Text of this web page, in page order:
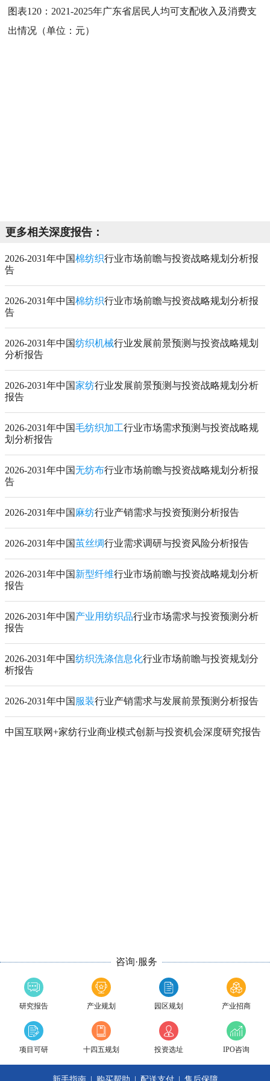
图表120： 2021-2025年广东省居民人均可支配收入及消费支
出情况（单位：元）
更多相关深度报告：
2026-2031年中国棉纺织行业市场前瞻与投资战略规划分析报
告
2026-2031年中国棉纺织行业市场前瞻与投资战略规划分析报
告
2026-2031年中国纺织机械行业发展前景预测与投资战略规划
分析报告
2026-2031年中国家纺行业发展前景预测与投资战略规划分析
报告
2026-2031年中国毛纺织加工行业市场需求预测与投资战略规
划分析报告
2026-2031年中国无纺布行业市场前瞻与投资战略规划分析报
告
2026-2031年中国 麻纺行业产销需求与投资预测分析报告
2026-2031年中国茧丝绸行业需求调研与投资风险分析报告
2026-2031年中国 新型纤维行业市场前瞻与投资战略规划分析
报告
2026-2031年中国 产业用纺织品行业市场需求与投资预测分析
报告
2026-2031年中国纺织洗涤信息化行业市场前瞻与投资规划分
析报告
2026-2031年中国 服装行业产销需求与发展前景预测分析报告
中国互联网+家纺行业商业模式创新与投资机会深度研究报告
咨询·服务
研究报告 产业规划 园区规划 产业招商
项目可研 十四五规划 投资选址 IPO咨询